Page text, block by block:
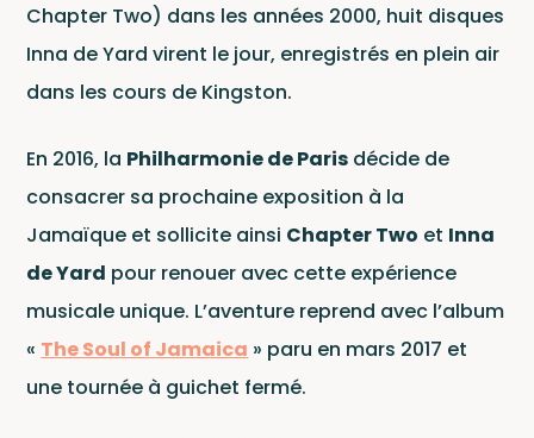
Chapter Two) dans les années 2000, huit disques
Inna de Yard virent le jour, enregistrés en plein air
dans les cours de Kingston.
En 2016, la Philharmonie de Paris décide de
consacrer sa prochaine exposition à la
Jamaïque et sollicite ainsi Chapter Two et Inna
de Yard pour renouer avec cette expérience
musicale unique. L’aventure reprend avec l’album
« The Soul of Jamaica » paru en mars 2017 et
une tournée à guichet fermé.